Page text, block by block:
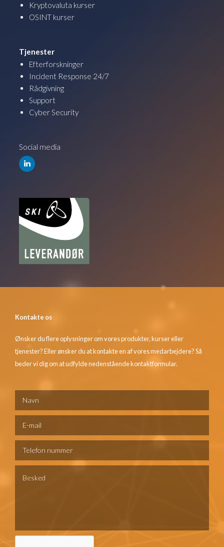
Kryptovaluta kurser
OSINT kurser
Tjenester
Efterforskninger
Incident Response 24/7
Rådgivning
Support
Cyber Security
Social media
Kontakte os
Ønsker du flere oplysninger om vores produkter, kurser eller
tjenester? Eller ønsker du at kontakte en af vores medarbejdere? Så
beder vi dig om at udfylde nedenstående kontaktformular.